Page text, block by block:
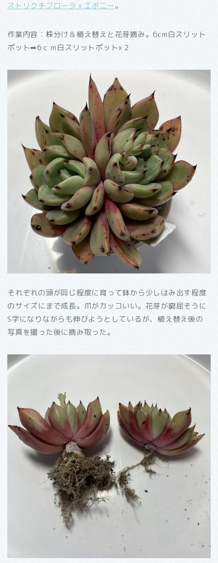
ストリクチフローラｘエボニー。
作業内容：株分け＆植え替えと花芽摘み。6cm白スリット
ポット➡︎6ｃｍ白スリットポットx２
それぞれの頭が同じ程度に育って鉢から少しはみ出す程度
のサイズにまで成長。爪がカッコいい。花芽が窮屈そうに
S字になりながらも伸びようとしているが、植え替え後の
写真を撮った後に摘み取った。